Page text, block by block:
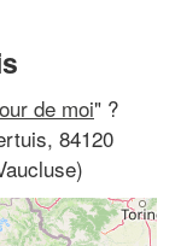
de moi" ?
84120